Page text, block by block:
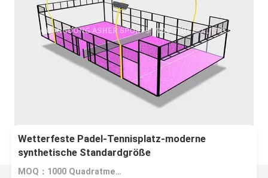
Wetterfeste Padel-Tennisplatz-moderne
synthetische Standardgröße
MOQ：1000 Quadratmeter